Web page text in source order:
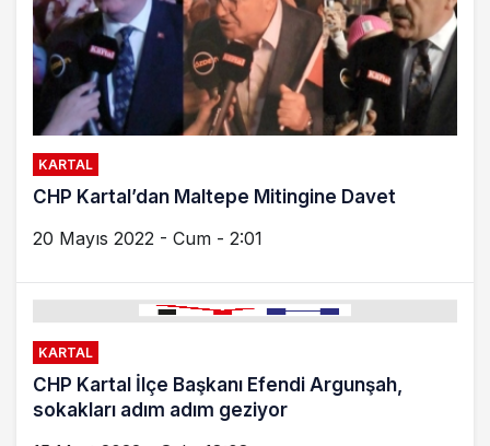
KARTAL
CHP Kartal’dan Maltepe Mitingine Davet
20 Mayıs 2022 - Cum - 2:01
KARTAL
CHP Kartal İlçe Başkanı Efendi Argunşah,
sokakları adım adım geziyor